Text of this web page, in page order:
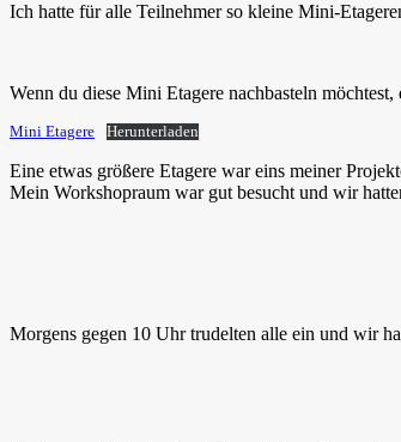
Ich hatte für alle Teilnehmer so kleine Mini-
Wenn du diese Mini Etagere nachbasteln
Mini Etagere Herunterladen
Eine etwas größere Etagere war eins meiner
Mein Workshopraum war gut besucht und wir
Morgens gegen 10 Uhr trudelten alle ein und wir